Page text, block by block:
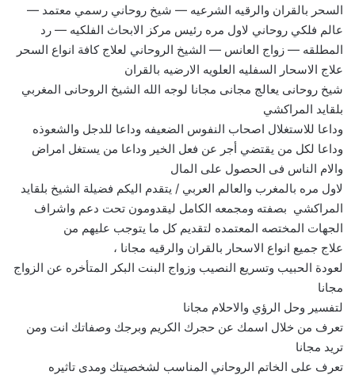
السحر بالقران والرقيه الشرعيه — شيخ روحاني رسمي معتمد —
عالم فلكي روحاني لاول مره رئيس مركز الابحاث الفلكيه — رد
المطلقه — زواج العانس — الشيخ الروحاني لعلاج كافة انواع السحر
علاج الاسحار السفليه العلويه الارضيه بالقران
شيخ روحانى يعالج مجانى مجانا لوجه الله الشيخ الروحانى المغربي
بلقايد المراكشي
وداعا للاستغلال اصحاب النفوس الضعيفه وداعا للدجل والشعوذه
وداعا لكل من يقتضي أجر عن فعل الخير وداعا من يستغل امراض
والام الناس فى الحصول على المال
لاول مره بالمغرب والعالم العربي / يتقدم اليكم فضيلة الشيخ بلقايد
المراكشي بصفته ومجمعه الكامل ليقدومون تحت دعم واشراف
الجهات المختصه المعتمده لتقديم كل ما يتوجب عليهم من
علاج جميع انواع الاسحار بالقران والرقيه مجانا ،
لعودة الحبيب وتسريع النصيب وزواج البنت البكر المتأخره عن الزواج
مجانا
لتفسير وحل الرؤي والاحلام مجانا
تعرف من خلال اسمك عن حجرك الكريم وبرجك وصفاتك انت ومن
تريد مجانا
تعرف على الخاتم الروحاني المناسب لشخصيتك ومدى تاثيره